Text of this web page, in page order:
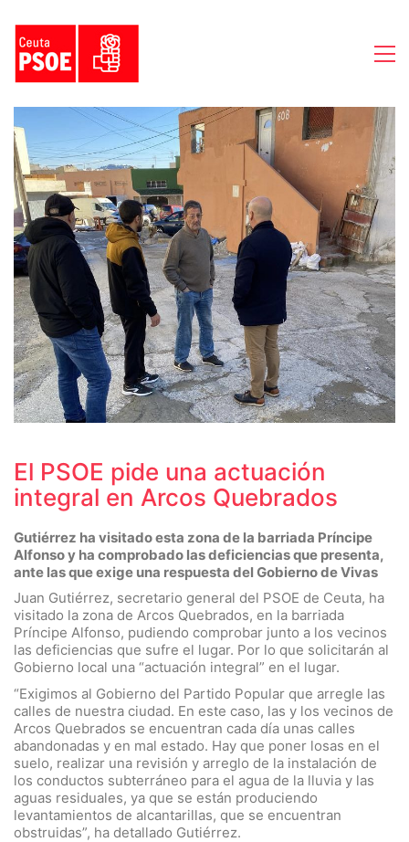
El PSOE pide una actuación
integral en Arcos Quebrados
Gutiérrez ha visitado esta zona de la barriada Príncipe
Alfonso y ha comprobado las deficiencias que presenta,
ante las que exige una respuesta del Gobierno de Vivas
Juan Gutiérrez, secretario general del PSOE de Ceuta, ha
visitado la zona de Arcos Quebrados, en la barriada
Príncipe Alfonso, pudiendo comprobar junto a los vecinos
las deficiencias que sufre el lugar. Por lo que solicitarán al
Gobierno local una “actuación integral” en el lugar.
“Exigimos al Gobierno del Partido Popular que arregle las
calles de nuestra ciudad. En este caso, las y los vecinos de
Arcos Quebrados se encuentran cada día unas calles
abandonadas y en mal estado. Hay que poner losas en el
suelo, realizar una revisión y arreglo de la instalación de
los conductos subterráneo para el agua de la lluvia y las
aguas residuales, ya que se están produciendo
levantamientos de alcantarillas, que se encuentran
obstruidas”, ha detallado Gutiérrez.